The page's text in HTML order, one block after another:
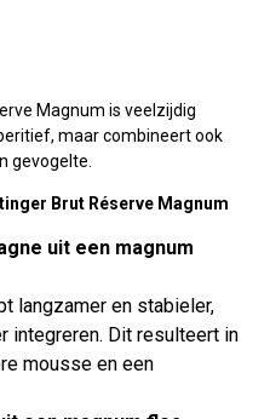
Magnum is veelzijdig
maar combineert ook
gevogelte.
Brut Réserve Magnum
uit een magnum
langzamer en stabieler,
integreren. Dit resulteert in
mousse en een